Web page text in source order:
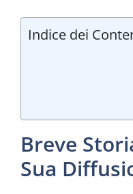
Indice dei
Breve
Sua